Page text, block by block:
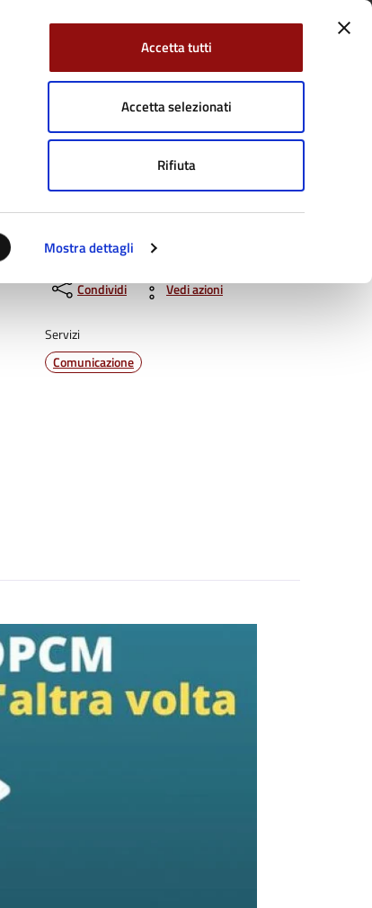
Mostra dettagli
Accetta tutti
Accetta selezionati
Rifiuta
TwitterYouTube Cerca:
Tutti gli argomenti
Condividi Vedi azioni
Servizi
Comunicazione